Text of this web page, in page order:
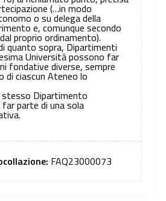
(…in modo
o su delega della
e, comunque secondo
proprio ordinamento).
quanto sopra, Dipartimenti
Università possono far
fondative diverse, sempre
di ciascun Ateneo lo
Dipartimento
parte di una sola
FAQ23000073